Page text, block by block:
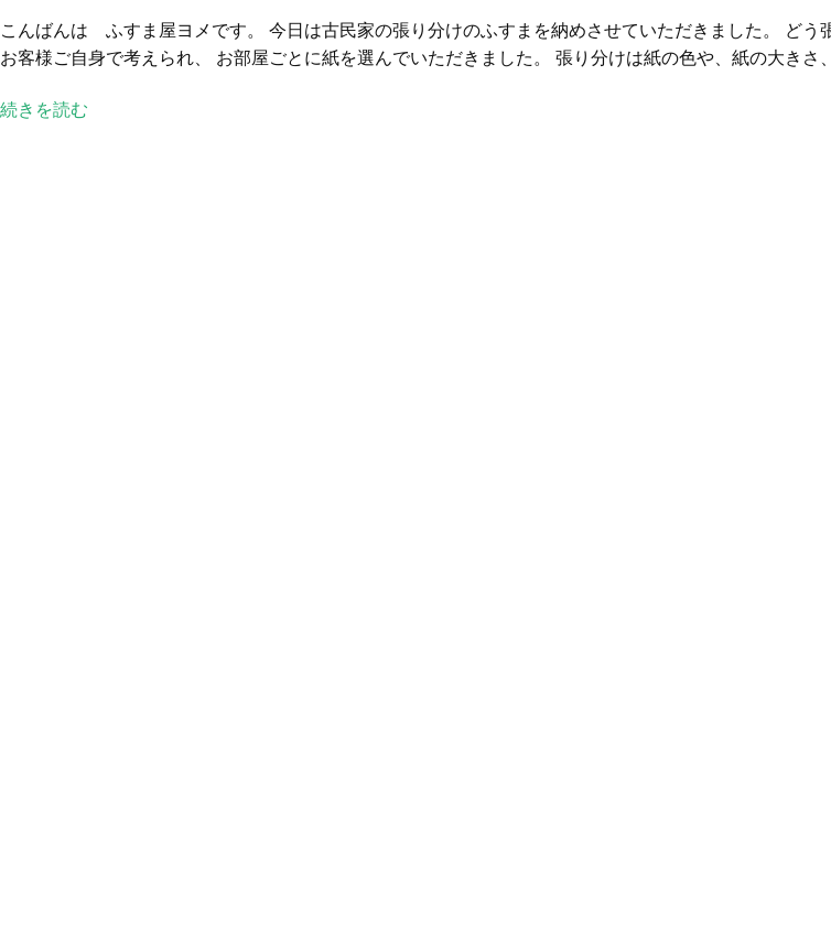
家
の
こんばんは ふすま屋ヨメです。 今日は古民家の張り分けのふすまを納めさせていただきました。 どう
お客様ご自身で考えられ、 お部屋ごとに紙を選んでいただきました。 張り分けは紙の色や、紙の大きさ
続きを読む